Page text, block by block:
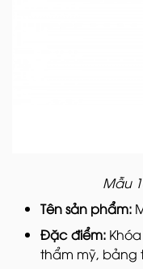
Mẫu
Tên sản phẩm:
Đặc điểm:
thẩm mỹ, bảng